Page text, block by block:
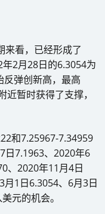
来看，已经形成了
2月28日的6.3054为
弹创新高，最高
暂时获得了支撑，
和7.25967-7.34959
日7.1963、2020年6
、2020年11月4日
1日6.3054、6月3日
元的机会。